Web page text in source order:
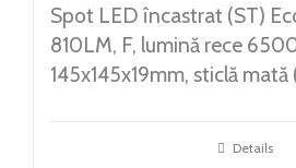
Spot LED încastrat (ST)
810LM, F, lumină rece
145x145x19mm, sticlă
Details